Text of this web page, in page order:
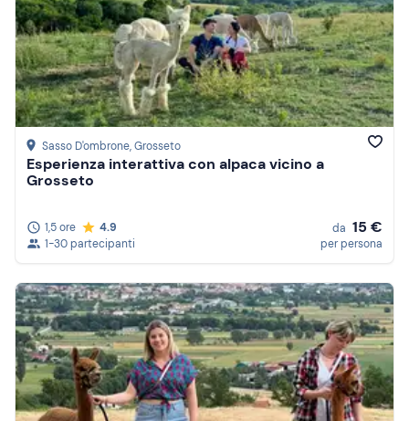
Sasso D'ombrone, Grosseto
Esperienza interattiva con alpaca vicino a
Grosseto
1,5 ore
4.9
1-30 partecipanti
da 15 €
per persona